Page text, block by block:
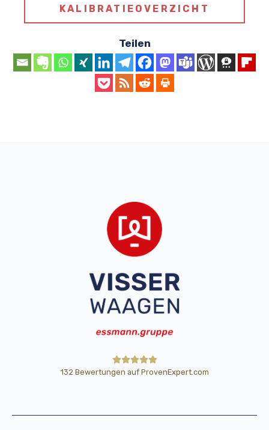
KALIBRATIEOVERZICHT
Teilen
132Bewertungen auf ProvenExpert.com